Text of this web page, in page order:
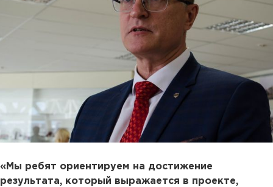
«Мы ребят ориентируем на достижение
результата, который выражается в проекте,